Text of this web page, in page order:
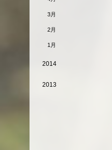
3月
2月
1月
2014
2013